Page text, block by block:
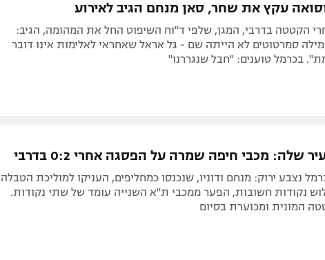
עקץ את שחר, סאן מנחם הגיב לאירוע
הקטטה בדרבי, המגן, שלפי ד"וח השיפוט החל את המהומה, הגיב:
סמרטוטים לא הייתה שם - גל אראל שאחראי לאלימות אינו דובר
בכרמל טוענים: "חבל שנגררנו"
שלה: מכבי חיפה שמרה על הפסגה אחרי 0:2 בדרבי
נצבע ירוק: מנחם ודוניו, שנכנסו כמחליפים, העניקו למוליכת הטבלה
נקודות חשובות, הפער ממכבי ת"א השנייה עומד של שתי נקודות.
המונית ומכוערת בסיום